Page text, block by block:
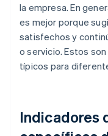
la empresa. En
es mejor porque
satisfechos y
o servicio. Estos
típicos para
Indicadores